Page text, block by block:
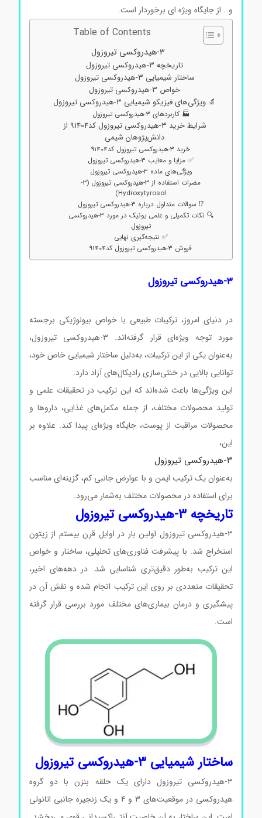
و… از جایگاه ویژه ای برخوردار است.
Table of Contents
تاریخچه ۳-هیدروکسی تیروزول
ساختار شیمیایی ۳-هیدروکسی تیروزول
خواص ۳-هیدروکسی تیروزول
🔬 ویژگی‌های فیزیکو شیمیایی ۳-هیدروکسی تیروزول
🏭 کاربردهای ۳-هیدروکسی تیروزول
شرایط خرید ۳-هیدروکسی تیروزول کد91404 از
دانش‌پژوهان شیمی
خرید ۳-هیدروکسی تیروزول کد91404
✅ مزایا و معایب ۳-هیدروکسی تیروزول
ویژگی‌های ماده ۳-هیدروکسی تیروزول
مضرات استفاده از ۳-هیدروکسی تیروزول (3-
Hydroxytyrosol)
⁉️ سوالات متداول درباره ۳-هیدروکسی تیروزول
🔍 نکات تکمیلی و علمی یونیک در مورد ۳-هیدروکسی
تیروزول
✅ نتیجه‌گیری نهایی
فروش ۳-هیدروکسی تیروزول کد91404
در دنیای امروز، ترکیبات طبیعی با خواص بیولوژیکی برجسته
مورد توجه ویژه‌ای قرار گرفته‌اند. ۳-هیدروکسی تیروزول،
به‌عنوان یکی از این ترکیبات، به‌دلیل ساختار شیمیایی خاص خود،
توانایی بالایی در خنثی‌سازی رادیکال‌های آزاد دارد.
این ویژگی‌ها باعث شده‌اند که این ترکیب در تحقیقات علمی و
تولید محصولات مختلف، از جمله مکمل‌های غذایی، داروها و
محصولات مراقبت از پوست، جایگاه ویژه‌ای پیدا کند. علاوه بر
این،
به‌عنوان یک ترکیب ایمن و با عوارض جانبی کم، گزینه‌ای مناسب
برای استفاده در محصولات مختلف به‌شمار می‌رود.
تاریخچه ۳-هیدروکسی تیروزول
۳-هیدروکسی تیروزول اولین بار در اوایل قرن بیستم از زیتون
استخراج شد. با پیشرفت فناوری‌های تحلیلی، ساختار و خواص
این ترکیب به‌طور دقیق‌تری شناسایی شد. در دهه‌های اخیر،
تحقیقات متعددی بر روی این ترکیب انجام شده و نقش آن در
پیشگیری و درمان بیماری‌های مختلف مورد بررسی قرار گرفته
است.
ساختار شیمیایی ۳-هیدروکسی تیروزول
۳-هیدروکسی تیروزول دارای یک حلقه بنزن با دو گروه
هیدروکسی در موقعیت‌های ۳ و ۴ و یک زنجیره جانبی اتانولی